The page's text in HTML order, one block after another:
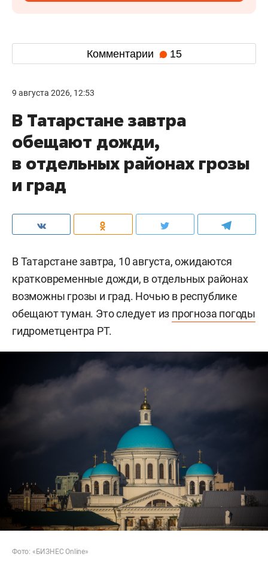
Комментарии 15
9 августа 2026, 12:53
В Татарстане завтра
обещают дожди,
в отдельных районах грозы
и град
В Татарстане завтра, 10 августа, ожидаются
кратковременные дожди, в отдельных районах
возможны грозы и град. Ночью в республике
обещают туман. Это следует из прогноза погоды
гидрометцентра РТ.
Фото: «БИЗНЕС Online»